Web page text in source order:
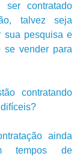
ser contratado
talvez seja
sua pesquisa e
se vender para
contratando
ainda
tempos de